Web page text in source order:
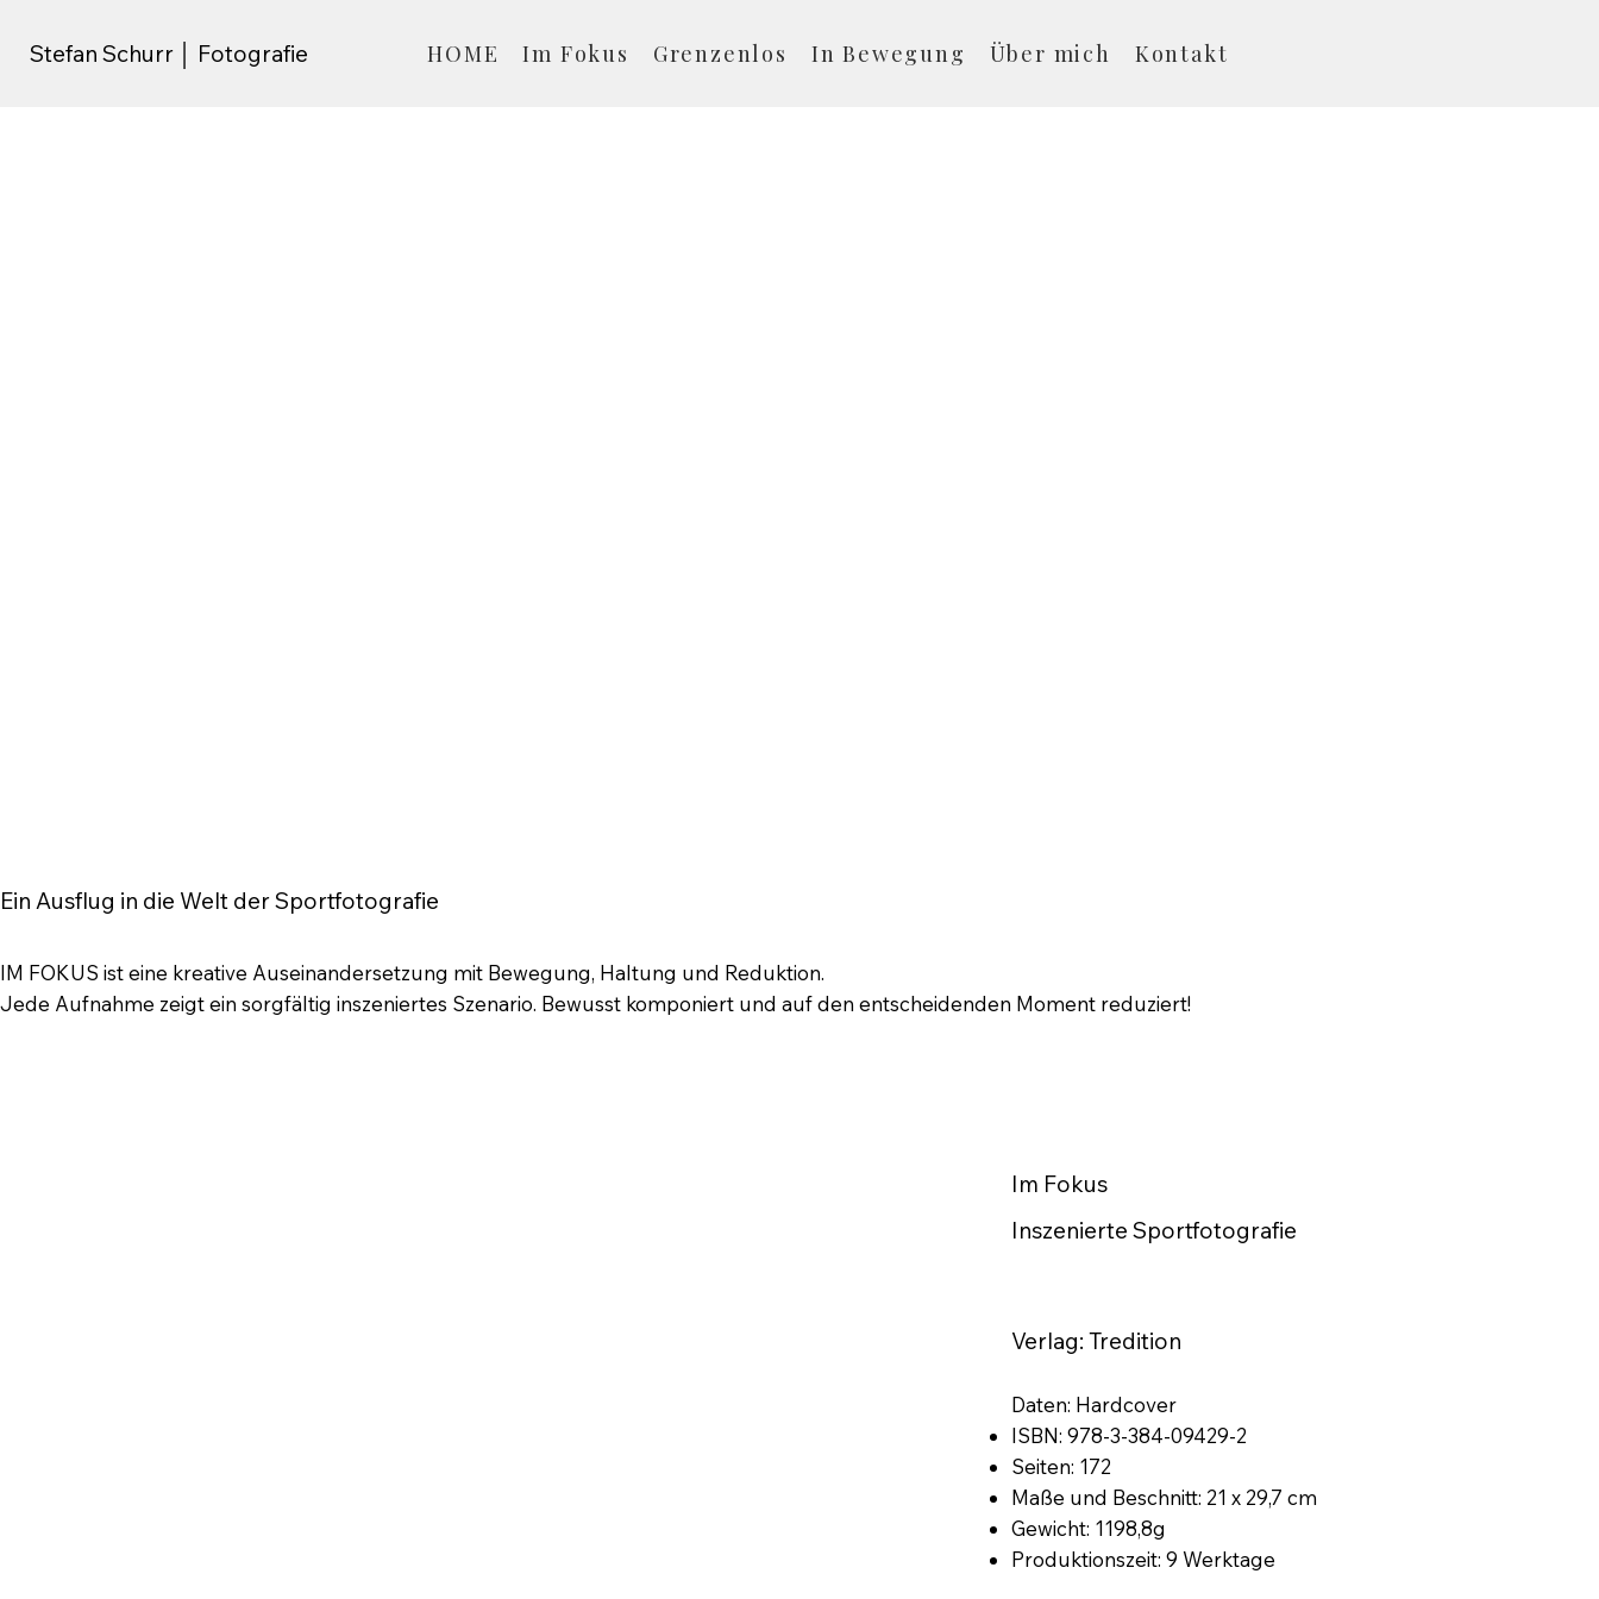
Stefan Schurr │ Fotografie HOME Im Fokus Grenzenlos In Bewegung Über mich Kontakt
Ein Ausflug in die Welt der Sportfotografie
IM FOKUS ist eine kreative Auseinandersetzung mit Bewegung, Haltung und Reduktion.
Jede Aufnahme zeigt ein sorgfältig inszeniertes Szenario. Bewusst komponiert und auf den entscheidenden Moment reduziert!
Im Fokus
Inszenierte Sportfotografie
Verlag: Tredition
Daten: Hardcover
ISBN: 978-3-384-09429-2
Seiten: 172
Maße und Beschnitt: 21 x 29,7 cm
Gewicht: 1198,8g
Produktionszeit: 9 Werktage